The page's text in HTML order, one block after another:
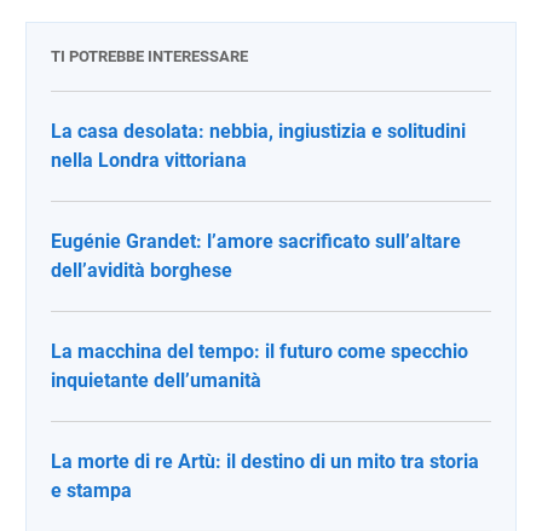
TI POTREBBE INTERESSARE
La casa desolata: nebbia, ingiustizia e solitudini
nella Londra vittoriana
Eugénie Grandet: l’amore sacrificato sull’altare
dell’avidità borghese
La macchina del tempo: il futuro come specchio
inquietante dell’umanità
La morte di re Artù: il destino di un mito tra storia
e stampa